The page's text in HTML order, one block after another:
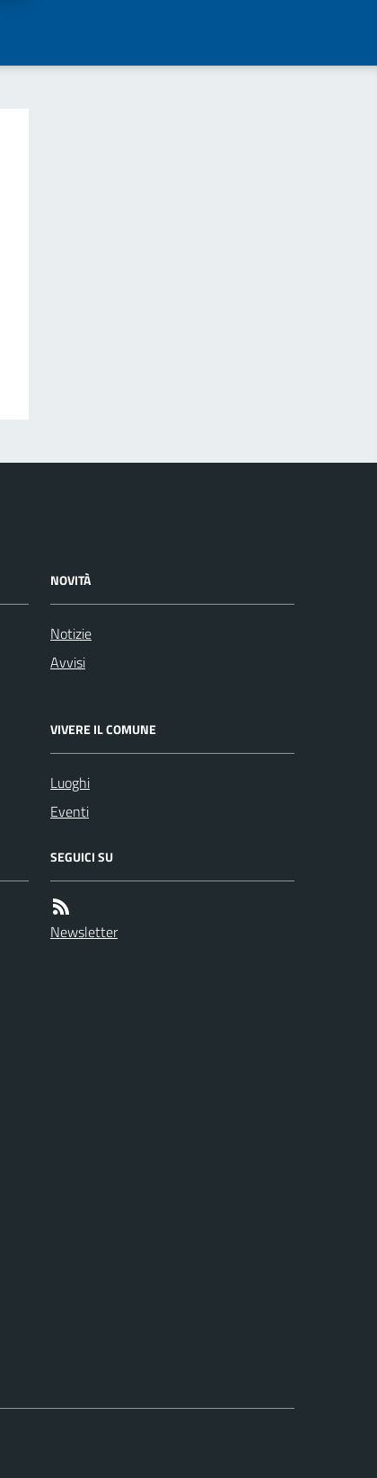
NOVITÀ
Notizie
Avvisi
VIVERE IL COMUNE
Luoghi
Eventi
SEGUICI SU
Newsletter